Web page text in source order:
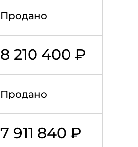
Продано
8 210 400 ₽
Продано
7 911 840 ₽